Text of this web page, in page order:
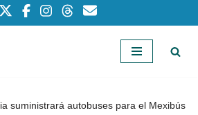
suministrará autobuses para el Mexibús